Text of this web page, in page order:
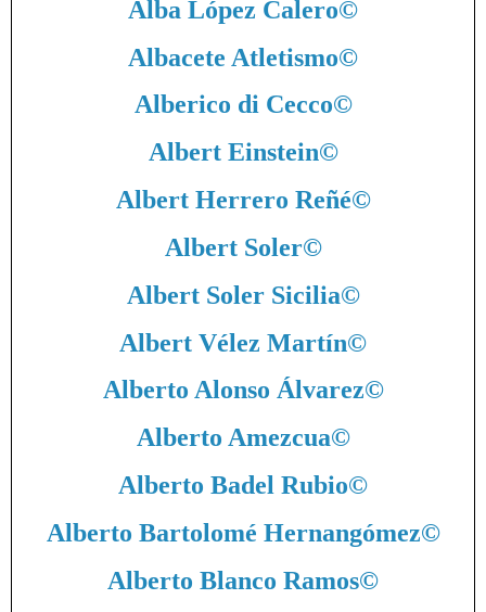
Alba López Calero©
Albacete Atletismo©
Alberico di Cecco©
Albert Einstein©
Albert Herrero Reñé©
Albert Soler©
Albert Soler Sicilia©
Albert Vélez Martín©
Alberto Alonso Álvarez©
Alberto Amezcua©
Alberto Badel Rubio©
Alberto Bartolomé Hernangómez©
Alberto Blanco Ramos©